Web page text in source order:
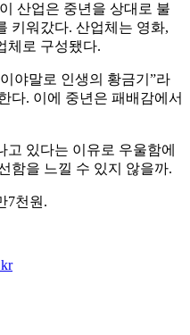
산업은 중년을 상대로 불
키워갔다. 산업체는 영화,
체로 구성됐다.
야말로 인생의 황금기”라
다. 이에 중년은 패배감에서
있다는 이유로 우울함에
함을 느낄 수 있지 않을까.
7천원.